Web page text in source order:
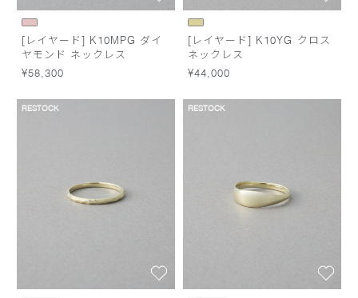
[レイヤード] K10MPG ダイ
ヤモンド ネックレス
¥58,300
[レイヤード] K10YG クロス
ネックレス
¥44,000
RESTOCK RESTOCK